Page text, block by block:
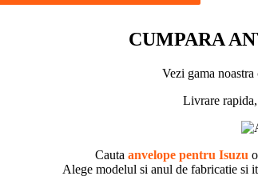
CUMPARA
Vezi gama
Livrare
Cauta anvelope pentru Isuzu
Alege modelul si anul de fabricatie si